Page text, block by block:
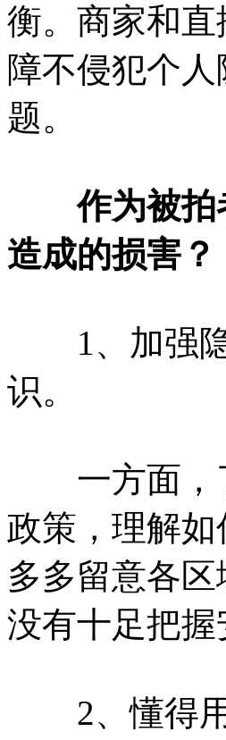
衡。商家和
障不侵犯个
题。
作为被
造成的损害？
1、加强隐
识。
一方面，了
政策，理解
多多留意各
没有十足把
2、懂得用